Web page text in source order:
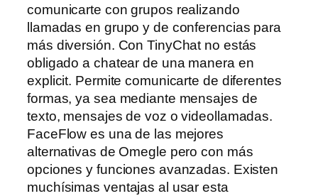
comunicarte con grupos realizando
llamadas en grupo y de conferencias para
más diversión. Con TinyChat no estás
obligado a chatear de una manera en
explicit. Permite comunicarte de diferentes
formas, ya sea mediante mensajes de
texto, mensajes de voz o videollamadas.
FaceFlow es una de las mejores
alternativas de Omegle pero con más
opciones y funciones avanzadas. Existen
muchísimas ventajas al usar esta